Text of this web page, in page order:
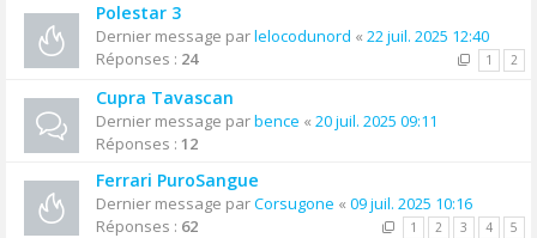
Polestar 3
Dernier message parlelocodunord « 22 juil. 2025 12:40
Réponses : 24 1 2
Cupra Tavascan
Dernier message parbence « 20 juil. 2025 09:11
Réponses : 12
Ferrari PuroSangue
Dernier message parCorsugone « 09 juil. 2025 10:16
Réponses : 62 1 2 3 4 5